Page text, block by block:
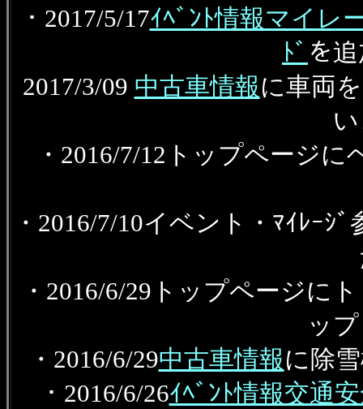
・2017/5/17ｲﾍﾞﾝﾄ情報マイレ
ﾄﾞ を
2017/3/09 中古車情報に車両
・2016/7/12トップページ
・2016/7/10イベント・ﾏｲﾚｰｼ
・2016/6/29トップページに
ッ
・2016/6/29中古車情報に除
・2016/6/26ｲﾍﾞﾝﾄ情報交通